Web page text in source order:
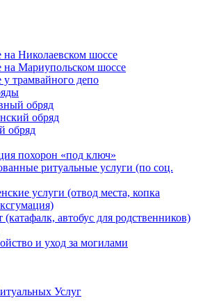
Николаевском шоссе
Мариупольском шоссе
трамвайного депо
обряд
обряд
обряд
похорон «под ключ»
ритуальные услуги (по соц.
услуги (отвод места, копка
(катафалк, автобус для родственников)
и уход за могилами